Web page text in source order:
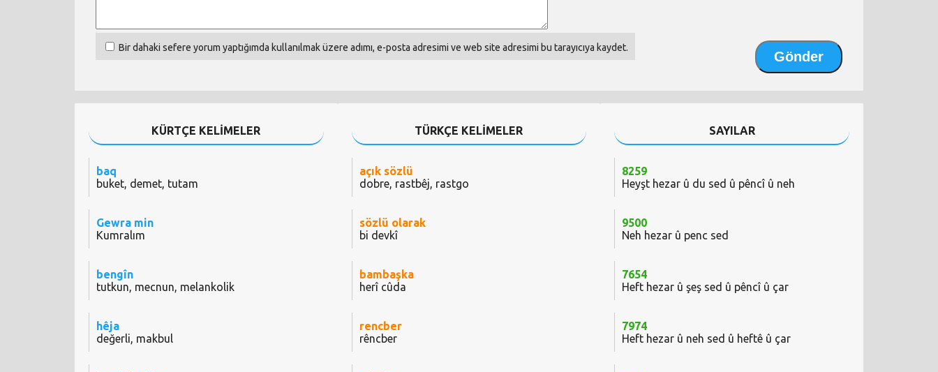
Bir dahaki sefere yorum yaptığımda kullanılmak üzere adımı, e-posta adresimi ve web site adresimi bu tarayıcıya kaydet.
KÜRTÇE KELİMELER
baq
buket, demet, tutam
Gewra min
Kumralım
bengîn
tutkun, mecnun, melankolik
hêja
değerli, makbul
TÜRKÇE KELİMELER
açık sözlü
dobre, rastbêj, rastgo
sözlü olarak
bi devkî
bambaşka
herî cûda
rencber
rêncber
SAYILAR
8259
Heyşt hezar û du sed û pêncî û neh
9500
Neh hezar û penc sed
7654
Heft hezar û şeş sed û pêncî û çar
7974
Heft hezar û neh sed û heftê û çar